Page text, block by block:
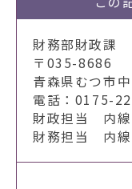
財務部財政課
〒035-8686
青森県むつ市
電話：0175-
財政担当 内
財務担当 内